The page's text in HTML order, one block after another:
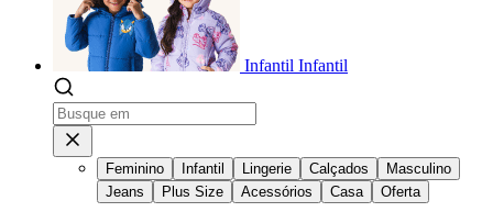
Infantil Infantil
Feminino Infantil Lingerie Calçados
Masculino
Jeans
Plus Size Acessórios Casa Oferta